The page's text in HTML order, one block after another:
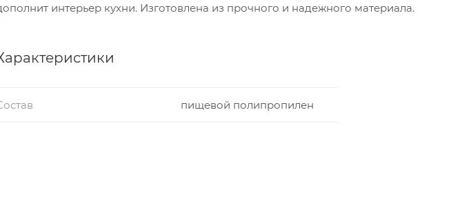
интерьер кухни. Изготовлена из прочного и надежного материала.
пищевой полипропилен